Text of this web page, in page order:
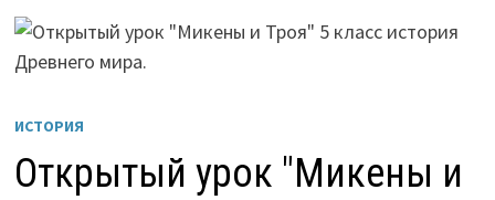
ИСТОРИЯ
Открытый урок "Микены и